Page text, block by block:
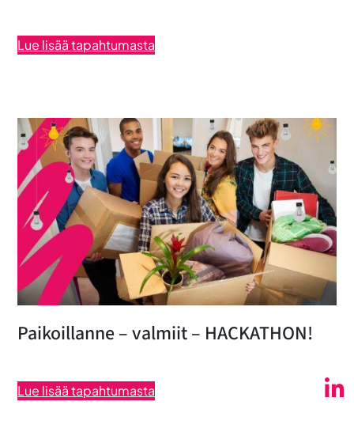
Lue lisää tapahtumasta
Paikoillanne – valmiit – HACKATHON!
Lue lisää tapahtumasta